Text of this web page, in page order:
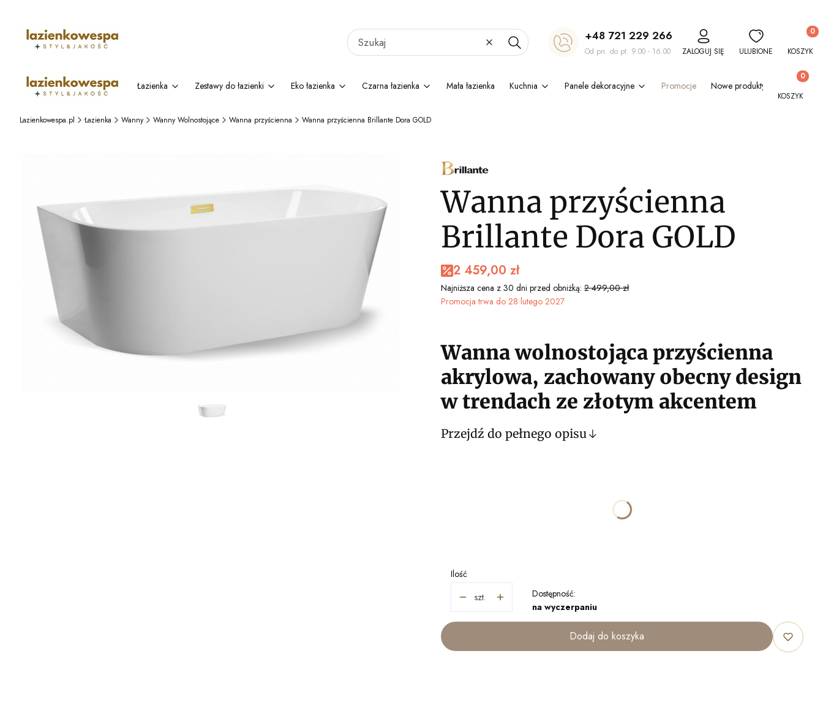
WyczyśćSzukaj
+48 721 229 266
Od pn. do pt. 9.00 - 16.00 ZALOGUJ SIĘ ULUBIONE KOSZYK
Łazienka Zestawy do łazienki Eko łazienka Czarna łazienka Mała łazienka Kuchnia Panele dekoracyjne Promocje Nowe produkty
Produkty
KOSZYK
Lazienkowespa.pl Łazienka Wanny Wanny Wolnostojące Wanna przyścienna Wanna przyścienna Brillante Dora GOLD
Wanna przyścienna
Brillante Dora GOLD
2 459,00 zł
Najniższa cena z 30 dni przed obniżką: 2 499,00 zł
Promocja trwa do 28 lutego 2027
Wanna wolnostojąca przyścienna
akrylowa, zachowany obecny design
w trendach ze złotym akcentem
Przejdź do pełnego opisu
Ilość
szt.
Dostępność:
na wyczerpaniu
Dodaj do koszyka